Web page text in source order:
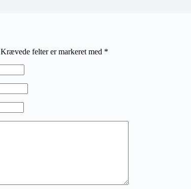
Krævede felter er markeret med *